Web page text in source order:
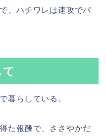
、ハチワレは速攻でパ
暮らしている。
た報酬で、ささやかだ